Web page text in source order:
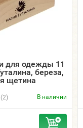
для одежды 11
береза,
щетина
(2) В наличии